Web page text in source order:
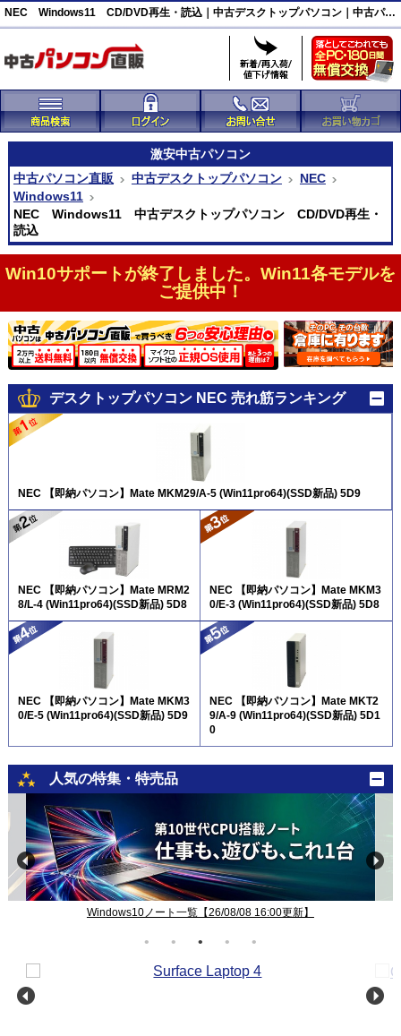
NEC Windows11 CD/DVD再生・読込｜中古デスクトップパソコン｜中古パソコン直販
激安中古パソコン
中古パソコン直販
中古デスクトップパソコン
NEC
Windows11
NEC Windows11 中古デスクトップパソコン CD/DVD再生・
読込
Win10サポートが終了しました。Win11各モデルを
ご提供中！
デスクトップパソコン NEC 売れ筋ランキング
NEC 【即納パソコン】Mate MKM29/A-5 (Win11pro64)(SSD新品) 5D9
NEC 【即納パソコン】Mate MRM2
8/L-4 (Win11pro64)(SSD新品) 5D8
NEC 【即納パソコン】Mate MKM3
0/E-3 (Win11pro64)(SSD新品) 5D8
NEC 【即納パソコン】Mate MKM3
0/E-5 (Win11pro64)(SSD新品) 5D9
NEC 【即納パソコン】Mate MKT2
9/A-9 (Win11pro64)(SSD新品) 5D1
0
人気の特集・特売品
Windows10ノート一覧【26/08/08 16:00更新】